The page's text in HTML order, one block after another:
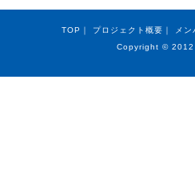
TOP ｜ プロジェクト概要 ｜
メ
Copyright ©